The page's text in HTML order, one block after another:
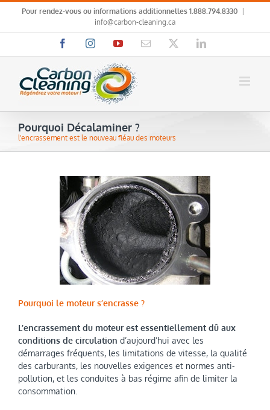
content
Pour rendez-vous ou informations additionnelles 1.888.794.8330
info@carbon-cleaning.ca
FacebookInstagramYouTubeEmail LinkedIn
Pourquoi Décalaminer ?
l'encrassement est le nouveau fléau des moteurs
Pourquoi le moteur s’encrasse ?
L’encrassement du moteur est essentiellement dû aux
conditions de circulation d’aujourd’hui avec les
démarrages fréquents, les limitations de vitesse, la qualité
des carburants, les nouvelles exigences et normes anti-
pollution, et les conduites à bas régime afin de limiter la
consommation.